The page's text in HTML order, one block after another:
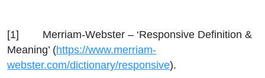
[1] Merriam-Webster – ‘Responsive Definition &
Meaning’ (https://www.merriam-
webster.com/dictionary/responsive).